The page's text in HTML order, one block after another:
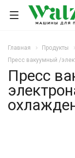
Главная Продукты
Пресс вакуумный /
Пресс